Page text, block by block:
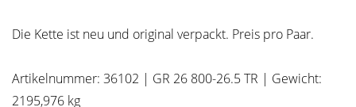
Die Kette ist neu und original verpackt. Preis pro Paar.
Artikelnummer: 36102 | GR 26 800-26.5 TR | Gewicht:
2195,976 kg